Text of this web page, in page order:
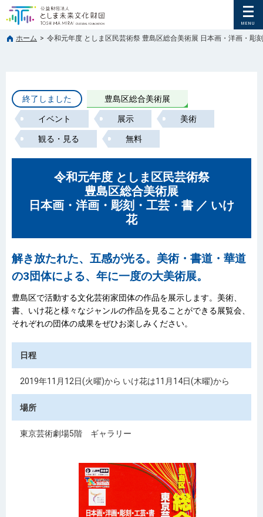
ホーム > 令和元年度 としま区民芸術祭 豊島区総合美術展 日本画・洋画・彫
終了しました 豊島区総合美術展
イベント 展示 美術
観る・見る 無料
令和元年度 としま区民芸術祭
豊島区総合美術展
日本画・洋画・彫刻・工芸・書 ／ いけ
花
解き放たれた、五感が光る。美術・書道・華道
の3団体による、年に一度の大美術展。
豊島区で活動する文化芸術家団体の作品を展示します。美術、
書、いけ花と様々なジャンルの作品を見ることができる展覧会、
それぞれの団体の成果をぜひお楽しみください。
日程
2019年11月12日(火曜)から いけ花は11月14日(木曜)から
場所
東京芸術劇場5階 ギャラリー